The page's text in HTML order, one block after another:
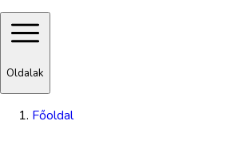
Oldalak
Főoldal